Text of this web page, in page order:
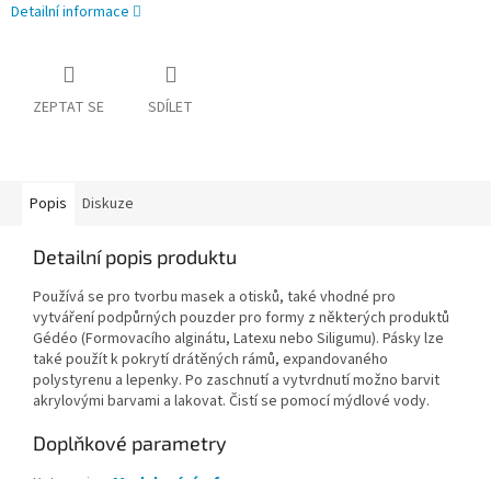
Detailní informace
ZEPTAT SE SDÍLET
Popis Diskuze
Detailní popis produktu
Používá se pro tvorbu masek a otisků, také vhodné pro
vytváření podpůrných pouzder pro formy z některých produktů
Gédéo (Formovacího alginátu, Latexu nebo Siligumu). Pásky lze
také použít k pokrytí drátěných rámů, expandovaného
polystyrenu a lepenky. Po zaschnutí a vytvrdnutí možno barvit
akrylovými barvami a lakovat. Čistí se pomocí mýdlové vody.
Doplňkové parametry